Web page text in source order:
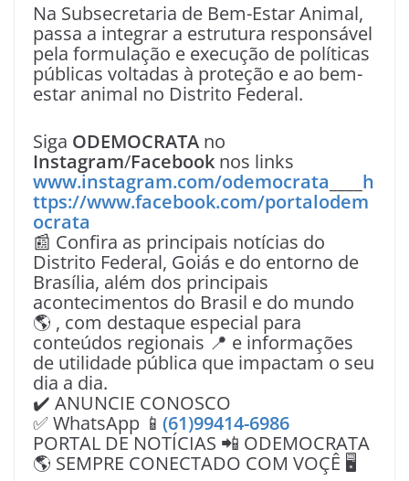
Na Subsecretaria de Bem-Estar Animal,
passa a integrar a estrutura responsável
pela formulação e execução de políticas
públicas voltadas à proteção e ao bem-
estar animal no Distrito Federal.
Siga ODEMOCRATA no
Instagram/Facebook nos links
www.instagram.com/odemocrata
h
ttps://www.facebook.com/portalodem
ocrata
📰 Confira as principais notícias do
Distrito Federal, Goiás e do entorno de
Brasília, além dos principais
acontecimentos do Brasil e do mundo
🌎 , com destaque especial para
conteúdos regionais 📍 e informações
de utilidade pública que impactam o seu
dia a dia.
✔️ ANUNCIE CONOSCO
✅ WhatsApp 📱 (61)99414-6986
PORTAL DE NOTÍCIAS 📲 ODEMOCRATA
🌎 SEMPRE CONECTADO COM VOÇÊ 🖥️